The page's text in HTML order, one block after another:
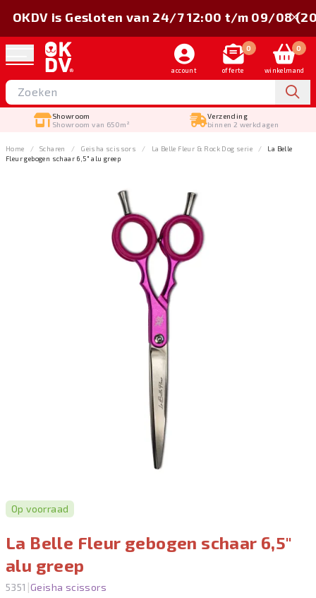
account
0
offerte
0
winkelmand
Showroom
Showroom van 650m²
Verzending
binnen 2 werkdagen
OKDV is Gesloten van 24/7 12:00 t/m 09/08
Home Scharen Geisha scissors La Belle Fleur & Rock Dog serie
La Belle
Fleur gebogen schaar 6,5" alu greep
Op voorraad
La Belle Fleur gebogen schaar 6,5"
alu greep
5351 |Geisha scissors